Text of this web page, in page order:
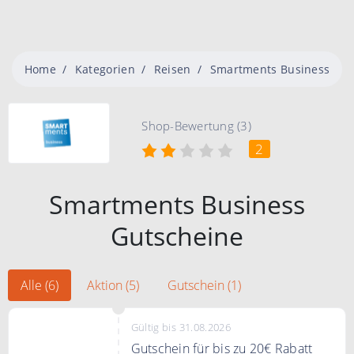
Home Kategorien Reisen Smartments Business
Shop-Bewertung (3)
2
Smartments Business
Gutscheine
Alle (6) Aktion (5) Gutschein (1)
Gültig bis 31.08.2026
Gutschein für bis zu 20€ Rabatt